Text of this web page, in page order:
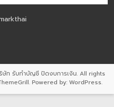
ษัท รับทำบัญชี ปิดงบการเงิน. All rights
Powered by:WordPress.